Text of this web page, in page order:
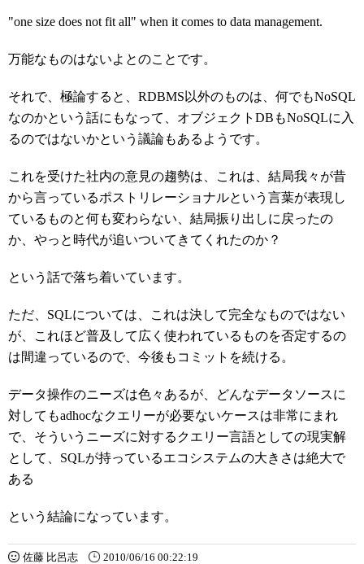
"one size does not fit all" when it comes to data management.
万能なものはないよとのことです。
それで、極論すると、RDBMS以外のものは、何でもNoSQL
なのかという話にもなって、オブジェクトDBもNoSQLに入
るのではないかという議論もあるようです。
これを受けた社内の意見の趨勢は、これは、結局我々が昔
から言っているポストリレーショナルという言葉が表現し
ているものと何も変わらない、結局振り出しに戻ったの
か、やっと時代が追いついてきてくれたのか？
という話で落ち着いています。
ただ、SQLについては、これは決して完全なものではない
が、これほど普及して広く使われているものを否定するの
は間違っているので、今後もコミットを続ける。
データ操作のニーズは色々あるが、どんなデータソースに
対してもadhocなクエリーが必要ないケースは非常にまれ
で、そういうニーズに対するクエリー言語としての現実解
として、SQLが持っているエコシステムの大きさは絶大で
ある
という結論になっています。
佐藤 比呂志 2010/06/16 00:22:19